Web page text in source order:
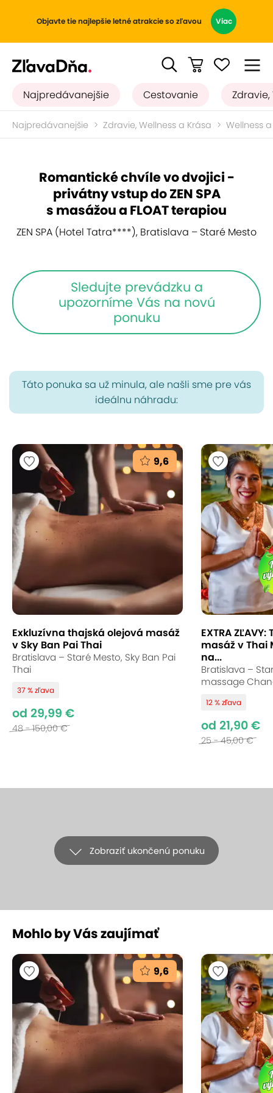
Objavte tie najlepšie letné atrakcie so zľavou Viac
Najpredávanejšie Cestovanie Zdravie,
Najpredávanejšie Zdravie, Wellness a Krása Wellness
Romantické chvíle vo dvojici -
privátny vstup do ZEN SPA
s masážou a FLOAT terapiou
ZEN SPA (Hotel Tatra****), Bratislava – Staré Mesto
Sledujte prevádzku a
upozorníme Vás na novú
ponuku
Táto ponuka sa už minula, ale našli sme pre vás
ideálnu náhradu:
9,6
Exkluzívna thajská olejová masáž
v Sky Ban Pai Thai
Bratislava – Staré Mesto, Sky Ban Pai
Thai
37 % zľava
od 29,99 €
48 - 150,00 €
EXTRA
masáž v Thai
na...
Bratislava –
massage
12 % zľava
od 21,90 €
25 - 45,00 €
Zobraziť ukončenú ponuku
Romantické chvíle vo dvojici -
privátny vstup do ZEN SPA s masážou
a FLOAT terapiou
ZEN SPA (Hotel Tatra****), Bratislava – Staré Mesto (mapa)
Vynikajúce hodnotenie
Mohlo by Vás zaujímať
9,6